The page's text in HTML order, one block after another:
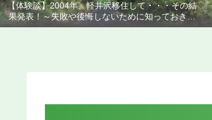
【体験談】2004年、軽井沢移住して・・・その結
果発表！～失敗や後悔しないために知っておきた
いこと